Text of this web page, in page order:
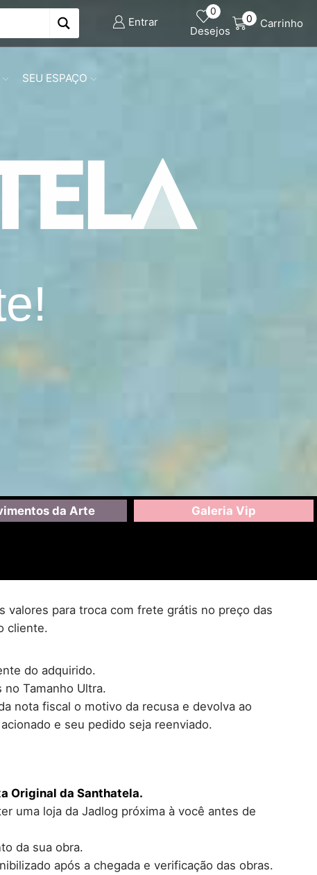
Entrar
0
Desejos
0 Carrinho
SEU ESPAÇO
da Arte Galeria Vip
valores para troca com frete grátis no preço das
cliente.
do adquirido.
Tamanho Ultra.
nota fiscal o motivo da recusa e devolva ao
e seu pedido seja reenviado.
Original da Santhatela.
uma loja da Jadlog próxima à você antes de
da sua obra.
após a chegada e verificação das obras.